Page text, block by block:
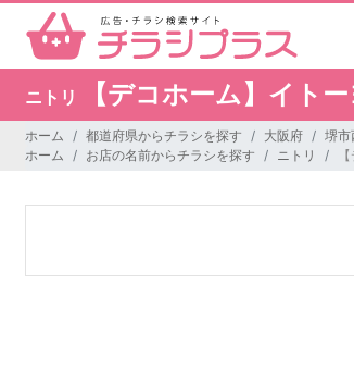
ニトリ 【デコホーム】イト
ホーム 都道府県からチラシを探す 大阪府 堺市
ホーム
お店の名前からチラシを探す ニトリ